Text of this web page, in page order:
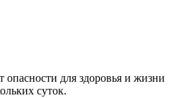
для здоровья и жизни
суток.